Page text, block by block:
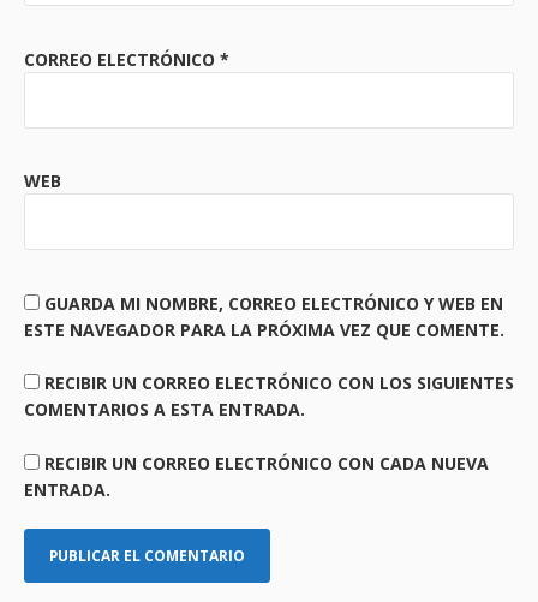
CORREO ELECTRÓNICO *
WEB
GUARDA MI NOMBRE, CORREO ELECTRÓNICO Y WEB EN
ESTE NAVEGADOR PARA LA PRÓXIMA VEZ QUE COMENTE.
RECIBIR UN CORREO ELECTRÓNICO CON LOS SIGUIENTES
COMENTARIOS A ESTA ENTRADA.
RECIBIR UN CORREO ELECTRÓNICO CON CADA NUEVA
ENTRADA.